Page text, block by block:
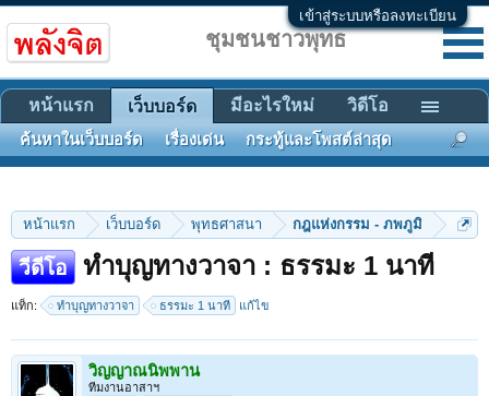
เข้าสู่ระบบหรือลงทะเบียน
หน้าแรก เว็บบอร์ด พุทธศาสนา กฎแห่งกรรม - ภพภูมิ
วีดีโอ ทำบุญทางวาจา : ธรรมะ 1 นาที
แท็ก: ทำบุญทางวาจา ธรรมะ 1 นาที แก้ไข
วิญญาณนิพพาน
ทีมงานอาสาฯ
ชุมชนชาวพุทธ
หน้าแรก เว็บบอร์ด
ค้นหาในเว็บบอร์ด เรื่องเด่น กระทู้และโพสต์ล่าสุด
มีอะไรใหม่ วิดีโอ